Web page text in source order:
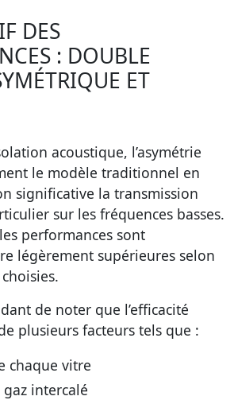
DES
: DOUBLE
ET
acoustique, l’asymétrie
le modèle traditionnel en
significative la transmission
sur les fréquences basses.
performances sont
légèrement supérieures selon
de noter que l’efficacité
plusieurs facteurs tels que :
chaque vitre
intercalé